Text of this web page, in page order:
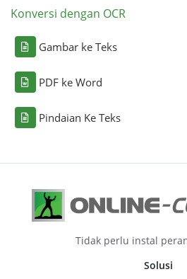
Konversi dengan OCR
Gambar ke Teks
PDF ke Word
Pindaian Ke Teks
Tidak perlu instal
Solusi